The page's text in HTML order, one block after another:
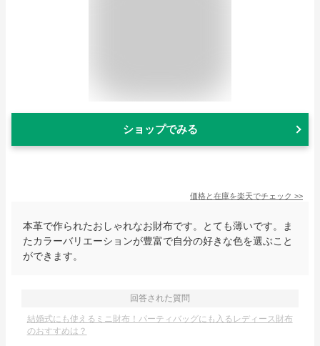
ショップでみる
価格と在庫を楽天でチェック >>
本革で作られたおしゃれなお財布です。とても薄いです。ま
たカラーバリエーションが豊富で自分の好きな色を選ぶこと
ができます。
回答された質問
結婚式にも使えるミニ財布！パーティバッグにも入るレディース財布
のおすすめは？